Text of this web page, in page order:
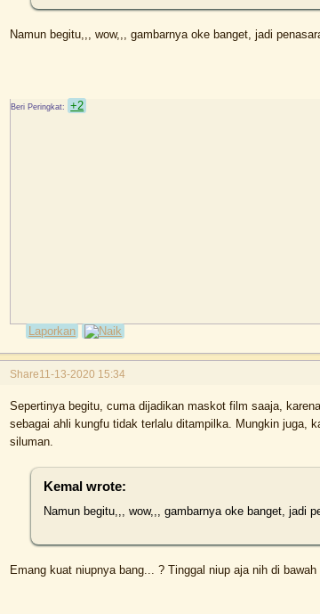
Namun begitu,,, wow,,, gambarnya oke banget, jadi
+2
Laporkan
Share11-13-2020 15:34
Sepertinya begitu, cuma dijadikan maskot film saaja,
sebagai ahli kungfu tidak terlalu ditampilka. Mungkin juga,
siluman.
Kemal wrote:
Namun begitu,,, wow,,, gambarnya oke banget, jadi
Emang kuat niupnya bang... ? Tinggal niup aja nih di bawah